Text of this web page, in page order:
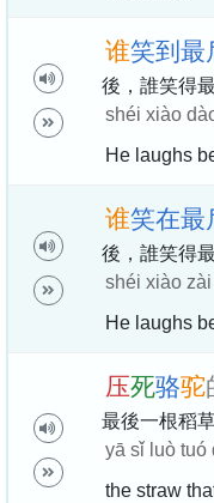
谁笑到 最
後，誰笑得
shéi xiào
He laughs
谁笑在最
後，誰笑得
shéi xiào
He laughs
压死骆驼
最後一根稻
yā sǐ luò tuó
the straw